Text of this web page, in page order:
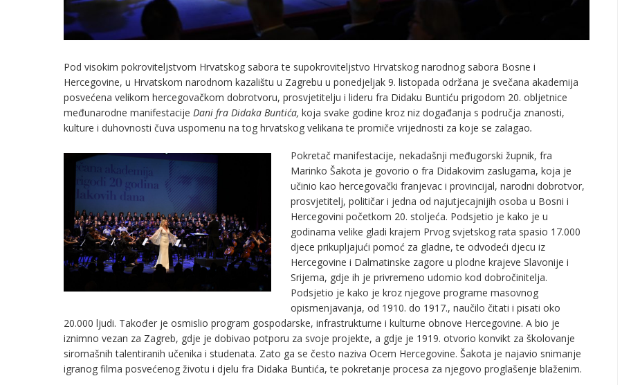
Pod visokim pokroviteljstvom Hrvatskog sabora te supokroviteljstvo Hrvatskog narodnog sabora Bosne i
Hercegovine, u Hrvatskom narodnom kazalištu u Zagrebu u ponedjeljak 9. listopada održana je svečana akademija
posvećena velikom hercegovačkom dobrotvoru, prosvjetitelju i lideru fra Didaku Buntiću prigodom 20. obljetnice
međunarodne manifestacije Dani fra Didaka Buntića, koja svake godine kroz niz događanja s područja znanosti,
kulture i duhovnosti čuva uspomenu na tog hrvatskog velikana te promiče vrijednosti za koje se zalagao.
Pokretač manifestacije, nekadašnji međugorski župnik, fra
Marinko Šakota je govorio o fra Didakovim zaslugama, koja je
učinio kao hercegovački franjevac i provincijal, narodni dobrotvor,
prosvjetitelj, političar i jedna od najutjecajnijih osoba u Bosni i
Hercegovini početkom 20. stoljeća. Podsjetio je kako je u
godinama velike gladi krajem Prvog svjetskog rata spasio 17.000
djece prikupljajući pomoć za gladne, te odvodeći djecu iz
Hercegovine i Dalmatinske zagore u plodne krajeve Slavonije i
Srijema, gdje ih je privremeno udomio kod dobročinitelja.
Podsjetio je kako je kroz njegove programe masovnog
opismenjavanja, od 1910. do 1917., naučilo čitati i pisati oko
20.000 ljudi. Također je osmislio program gospodarske, infrastrukturne i kulturne obnove Hercegovine. A bio je
iznimno vezan za Zagreb, gdje je dobivao potporu za svoje projekte, a gdje je 1919. otvorio konvikt za školovanje
siromašnih talentiranih učenika i studenata. Zato ga se često naziva Ocem Hercegovine. Šakota je najavio snimanje
igranog filma posvećenog životu i djelu fra Didaka Buntića, te pokretanje procesa za njegovo proglašenje blaženim.